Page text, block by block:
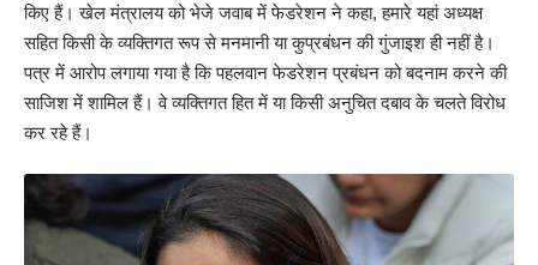
किए हैं। खेल मंत्रालय को भेजे जवाब में फेडरेशन ने कहा, हमारे यहां अध्यक्ष
सहित किसी के व्यक्तिगत रूप से मनमानी या कुप्रबंधन की गुंजाइश ही नहीं है।
पत्र में आरोप लगाया गया है कि पहलवान फेडरेशन प्रबंधन को बदनाम करने की
साजिश में शामिल हैं। वे व्यक्तिगत हित में या किसी अनुचित दबाव के चलते विरोध
कर रहे हैं।